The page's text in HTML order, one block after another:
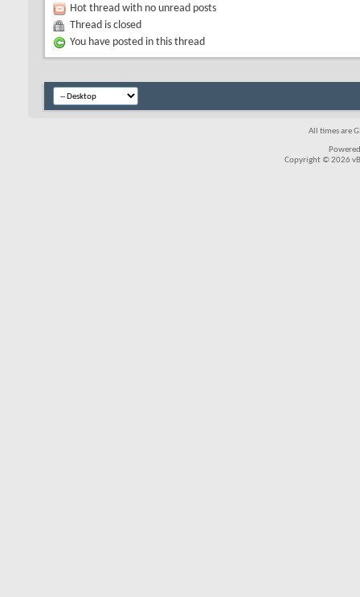
Hot thread with no unread posts
Thread is closed
You have posted in this thread
All times are
Copyright © 2026